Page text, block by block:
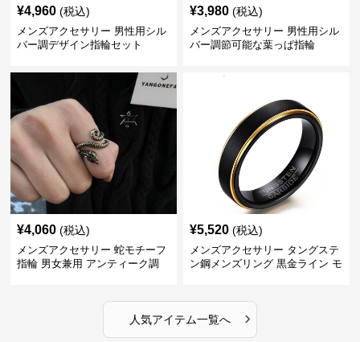
¥4,960 (税込)
メンズアクセサリー 男性用シル
バー調デザイン指輪セット
¥3,980 (税込)
メンズアクセサリー 男性用シル
バー調節可能な葉っぱ指輪
¥4,060 (税込)
メンズアクセサリー 蛇モチーフ
指輪 男女兼用 アンティーク調
¥5,520 (税込)
メンズアクセサリー タングステ
ン鋼メンズリング 黒金ライン モ
人気アイテム一覧へ ›